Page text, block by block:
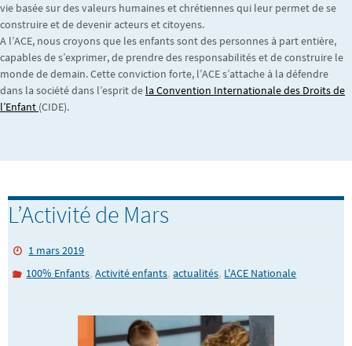
vie basée sur des valeurs humaines et chrétiennes qui leur permet de se
construire et de devenir acteurs et citoyens.
A l’ACE, nous croyons que les enfants sont des personnes à part entière,
capables de s’exprimer, de prendre des responsabilités et de construire le
monde de demain. Cette conviction forte, l’ACE s’attache à la défendre
dans la société dans l’esprit de la Convention Internationale des Droits de
l’Enfant (CIDE).
L’Activité de Mars
1 mars 2019
100% Enfants,Activité enfants,actualités, L'ACE Nationale